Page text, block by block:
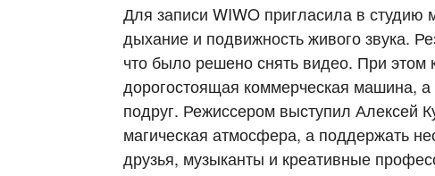
Для записи WIWO пригласила в студию
дыхание и подвижность живого звука.
что было решено снять видео. При этом
дорогостоящая коммерческая машина,
подруг. Режиссером выступил Алексей
магическая атмосфера, а поддержать
друзья, музыканты и креативные